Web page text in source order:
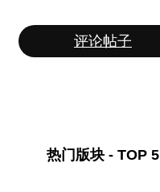
评论帖子
热门版块 - TOP 5